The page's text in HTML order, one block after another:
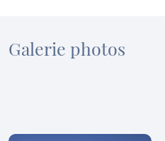
Galerie photos